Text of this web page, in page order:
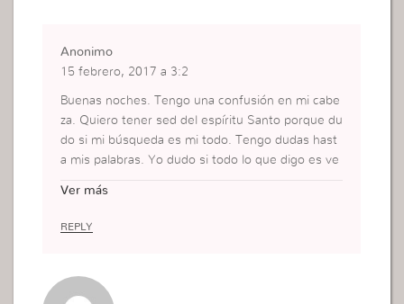
Anonimo
15 febrero, 2017 a 3:2
Buenas noches. Tengo una confusión en mi cabe
za. Quiero tener sed del espíritu Santo porque du
do si mi búsqueda es mi todo. Tengo dudas hast
a mis palabras. Yo dudo si todo lo que digo es ve
Ver más
REPLY